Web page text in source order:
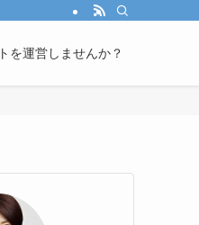
を運営しませんか？